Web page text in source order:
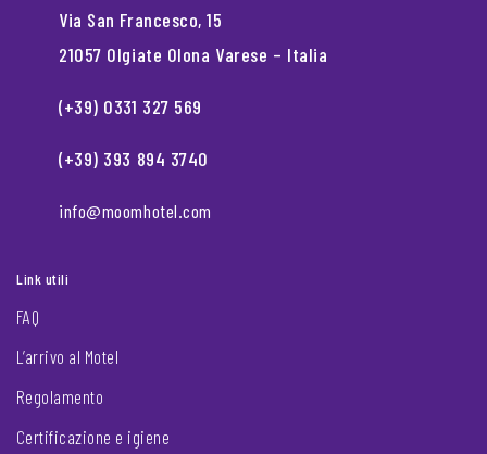
Via San Francesco, 15
21057 Olgiate Olona Varese – Italia
(+39) 0331 327 569
(+39) 393 894 3740
info@moomhotel.com
Link utili
FAQ
L’arrivo al Motel
Regolamento
Certificazione e igiene